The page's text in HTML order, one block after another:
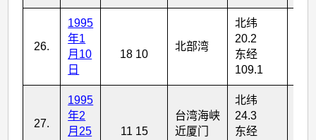
26.
1995
年1
月10
日
18 10
北部湾
北纬
20.2
东经
109.1
27.
1995
年2
月25
11 15
台湾海峡
近厦门
北纬
24.3
东经